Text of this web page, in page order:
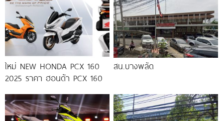
ใหม่ NEW HONDA PCX 160
2025 ราคา ฮอนด้า PCX 160
สน.บางพลัด